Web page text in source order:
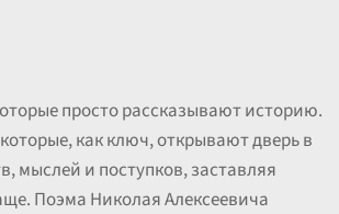
просто рассказывают историю.
как ключ, открывают дверь в
мыслей и поступков, заставляя
Поэма Николая Алексеевича